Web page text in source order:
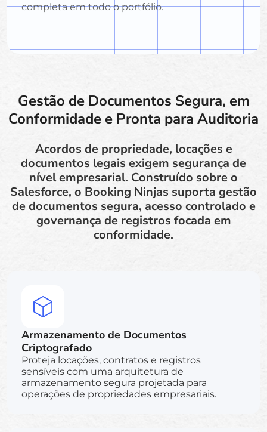
completa em todo o portfólio.
Gestão de Documentos Segura, em
Conformidade e Pronta para Auditoria
Acordos de propriedade, locações e
documentos legais exigem segurança de
nível empresarial. Construído sobre o
Salesforce, o Booking Ninjas suporta gestão
de documentos segura, acesso controlado e
governança de registros focada em
conformidade.
Armazenamento de Documentos
Criptografado
Proteja locações, contratos e registros
sensíveis com uma arquitetura de
armazenamento segura projetada para
operações de propriedades empresariais.